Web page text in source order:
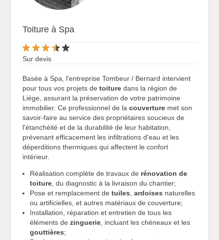
Toiture à Spa
Sur devis
Basée à Spa, l'entreprise Tombeur / Bernard intervient
pour tous vos projets de toiture dans la région de
Liège, assurant la préservation de votre patrimoine
immobilier. Ce professionnel de la couverture met son
savoir-faire au service des propriétaires soucieux de
l'étanchéité et de la durabilité de leur habitation,
prévenant efficacement les infiltrations d'eau et les
déperditions thermiques qui affectent le confort
intérieur.
Réalisation complète de travaux de rénovation de
toiture , du diagnostic à la livraison du chantier;
Pose et remplacement de tuiles ardoises naturelles
ou artificielles, et autres matériaux de couverture;
Installation, réparation et entretien de tous les
éléments de zinguerie , incluant les chéneaux et les
gouttières;